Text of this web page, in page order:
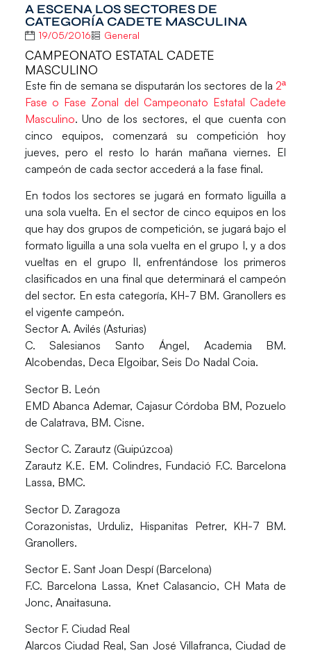
A ESCENA LOS SECTORES DE
CATEGORÍA CADETE MASCULINA
19/05/2016 General
CAMPEONATO ESTATAL CADETE
MASCULINO
Este fin de semana se disputarán los sectores de la 2ª
Fase o Fase Zonal del Campeonato Estatal Cadete
Masculino. Uno de los sectores, el que cuenta con
cinco equipos, comenzará su competición hoy
jueves, pero el resto lo harán mañana viernes. El
campeón de cada sector accederá a la fase final.
En todos los sectores se jugará en formato liguilla a
una sola vuelta. En el sector de cinco equipos en los
que hay dos grupos de competición, se jugará bajo el
formato liguilla a una sola vuelta en el grupo I, y a dos
vueltas en el grupo II, enfrentándose los primeros
clasificados en una final que determinará el campeón
del sector. En esta categoría, KH-7 BM. Granollers es
el vigente campeón.
Sector A. Avilés (Asturias)
C. Salesianos Santo Ángel, Academia BM.
Alcobendas, Deca Elgoibar, Seis Do Nadal Coia.
Sector B. León
EMD Abanca Ademar, Cajasur Córdoba BM, Pozuelo
de Calatrava, BM. Cisne.
Sector C. Zarautz (Guipúzcoa)
Zarautz K.E. EM. Colindres, Fundació F.C. Barcelona
Lassa, BMC.
Sector D. Zaragoza
Corazonistas, Urduliz, Hispanitas Petrer, KH-7 BM.
Granollers.
Sector E. Sant Joan Despí (Barcelona)
F.C. Barcelona Lassa, Knet Calasancio, CH Mata de
Jonc, Anaitasuna.
Sector F. Ciudad Real
Alarcos Ciudad Real, San José Villafranca, Ciudad de